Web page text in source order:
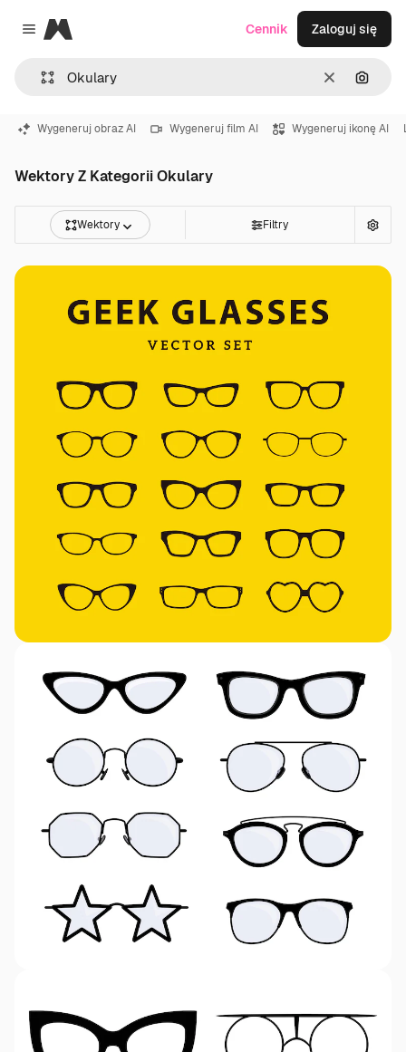
Close menu
Magnific
WyczyśćSzukaj
Cennik Zaloguj się
Wygeneruj obraz AI Wygeneruj film AI Wygeneruj ikonę AI
Wektory Z Kategorii Okulary
Wektory Filtry